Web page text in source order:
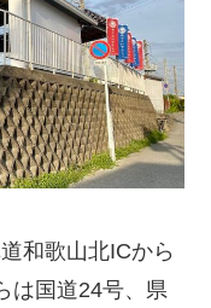
和歌山北ICから
は国道24号、県